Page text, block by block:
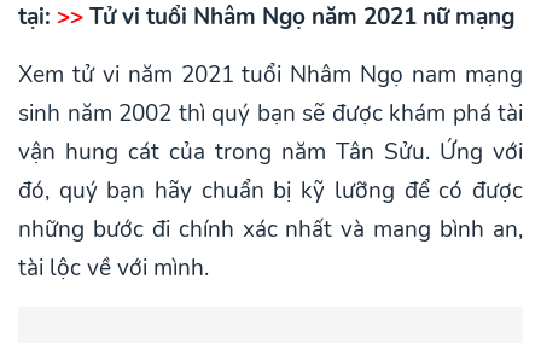
tại: >>Tử vi tuổi Nhâm Ngọ năm 2021 nữ mạng
Xem tử vi năm 2021 tuổi Nhâm Ngọ nam mạng
sinh năm 2002 thì quý bạn sẽ được khám phá tài
vận hung cát của trong năm Tân Sửu. Ứng với
đó, quý bạn hãy chuẩn bị kỹ lưỡng để có được
những bước đi chính xác nhất và mang bình an,
tài lộc về với mình.